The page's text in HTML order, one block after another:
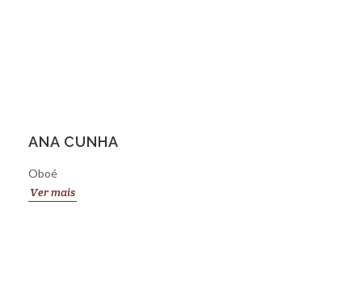
ANA CUNHA
Oboé
Ver mais